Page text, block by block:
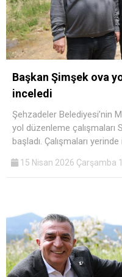
Başkan Şimşek ova
inceledi
Şehzadeler Belediyesi’nin
yol düzenleme çalışmaları
başladı. Çalışmaları
15 Nisan 2026 Çarşamba